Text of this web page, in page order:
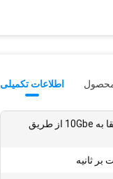
اطلاعات تکمیلی
4 (قابل ارتقا به 10Gbe از طریق